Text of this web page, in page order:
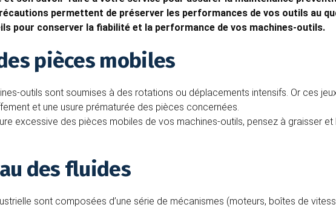
permettent de préserver les performances de vos outils au
pour conserver la fiabilité et la performance de vos machines-outils.
pièces mobiles
outils sont soumises à des rotations ou déplacements intensifs. Or ces
et une usure prématurée des pièces concernées.
excessive des pièces mobiles de vos machines-outils, pensez à graisser
des fluides
sont composées d’une série de mécanismes (moteurs, boîtes de